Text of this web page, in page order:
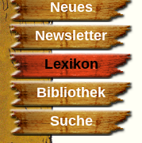
Neues
Newsletter
Lexikon
Bibliothek
Suche